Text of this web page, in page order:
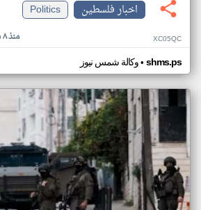
اخبار فلسطين
Politics
منذ ٨ ساعات XC05QC
وكالة شمس نيوز• shms.ps